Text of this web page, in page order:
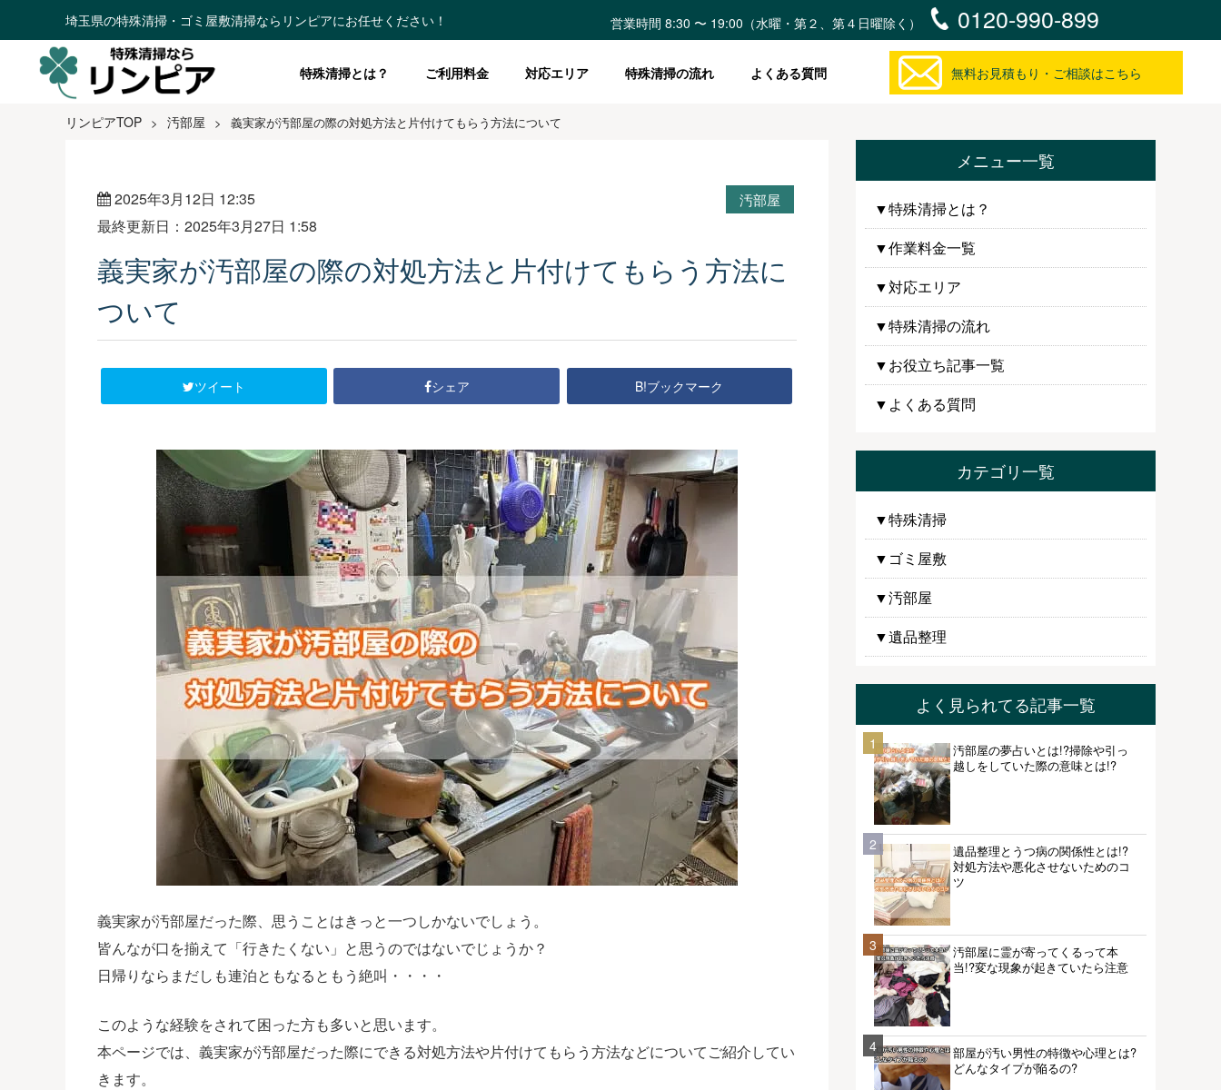
埼玉県の特殊清掃・ゴミ屋敷清掃ならリンピアにお任せください！ 営業時間 8:30 〜 19:00（水曜・第２、第４日曜除く） 0120-990-899
特殊清掃とは？ ご利用料金 対応エリア 特殊清掃の流れ よくある質問 無料お見積もり・ご相談はこちら
リンピアTOP > 汚部屋 > 義実家が汚部屋の際の対処方法と片付けてもらう方法について
2025年3月12日 12:35
最終更新日：2025年3月27日 1:58
汚部屋
義実家が汚部屋の際の対処方法と片付けてもらう方法に
ついて
ツイート シェア B!ブックマーク
義実家が汚部屋だった際、思うことはきっと一つしかないでしょう。
皆んなが口を揃えて「行きたくない」と思うのではないでじょうか？
日帰りならまだしも連泊ともなるともう絶叫・・・・
このような経験をされて困った方も多いと思います。
本ページでは、義実家が汚部屋だった際にできる対処方法や片付けてもらう方法などについてご紹介してい
きます。
メニュー一覧
▼特殊清掃とは？
▼作業料金一覧
▼対応エリア
▼特殊清掃の流れ
▼お役立ち記事一覧
▼よくある質問
カテゴリ一覧
▼特殊清掃
▼ゴミ屋敷
▼汚部屋
▼遺品整理
よく見られてる記事一覧
1
汚部屋の夢占いとは!?掃除や引っ
越しをしていた際の意味とは!?
2
遺品整理とうつ病の関係性とは!?
対処方法や悪化させないためのコ
ツ
3
汚部屋に霊が寄ってくるって本
当!?変な現象が起きていたら注意
4
部屋が汚い男性の特徴や心理とは?
どんなタイプが陥るの?